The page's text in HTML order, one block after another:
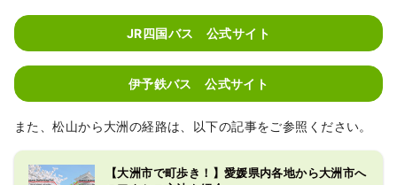
JR四国バス 公式サイト
伊予鉄バス 公式サイト
また、松山から大洲の経路は、以下の記事をご参照ください。
【大洲市で町歩き！】愛媛県内各地から大洲市へ